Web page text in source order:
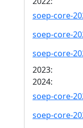
soep-core-
soep-core-
soep-core-
2023:
2024:
soep-core-
soep-core-